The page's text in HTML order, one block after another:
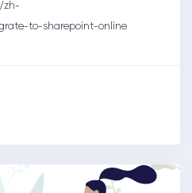
zh-
to-sharepoint-online